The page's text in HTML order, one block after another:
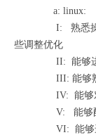
a: linux:
I: 熟悉操作一
些调整优化
II: 能够进行
III: 能够熟练
IV: 能够对
V: 能够配置
VI: 能够进行